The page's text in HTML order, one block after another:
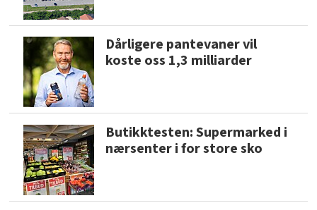
Dårligere pantevaner vil
koste oss 1,3 milliarder
Butikktesten: Supermarked i
nærsenter i for store sko